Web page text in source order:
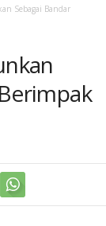
Sebagai Bandar